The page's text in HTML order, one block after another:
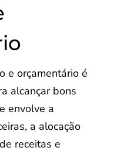
e orçamentário é
alcançar bons
envolve a
a alocação
receitas e